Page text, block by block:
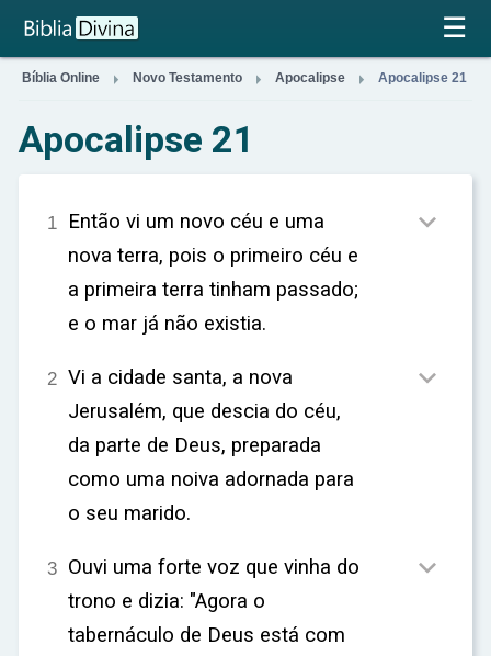
×
☰
Bíblia Online  Novo Testamento  Apocalipse  Apocalipse 21
Apocalipse 21
1 Então vi um novo céu e uma
nova terra, pois o primeiro céu e
a primeira terra tinham passado;
e o mar já não existia.

2 Vi a cidade santa, a nova
Jerusalém, que descia do céu,
da parte de Deus, preparada
como uma noiva adornada para
o seu marido.

3 Ouvi uma forte voz que vinha do
trono e dizia: "Agora o
tabernáculo de Deus está com
